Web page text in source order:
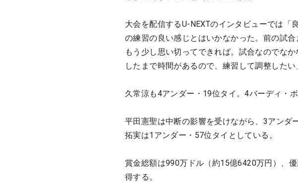
大会を配信するU-NEXTのインタビューでは
の練習の良い感じとはいかなかった。前の試
もう少し思い切ってできれば。試合なのでな
したまで時間があるので、練習して調整したい
久常涼も4アンダー・19位タイ。4バーディ・
平田憲聖は中断の影響を受けながら、3アンダ
拓実は1アンダー・57位タイとしている。
賞金総額は990万ドル（約15億6420万円）、
得する。